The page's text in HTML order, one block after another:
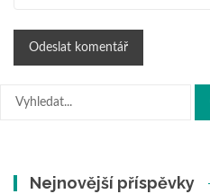
Hledat:
Nejnovější příspěvky